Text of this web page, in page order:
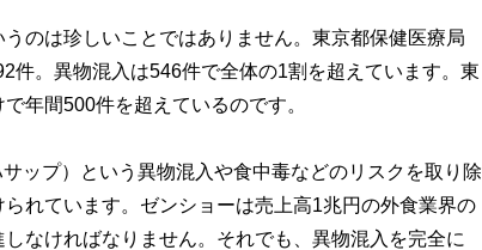
のは珍しいことではありません。東京都保健医療局
件。異物混入は546件で全体の1割を超えています。東
年間500件を超えているのです。
ップ）という異物混入や食中毒などのリスクを取り除
れています。ゼンショーは売上高1兆円の外食業界の
なければなりません。それでも、異物混入を完全に